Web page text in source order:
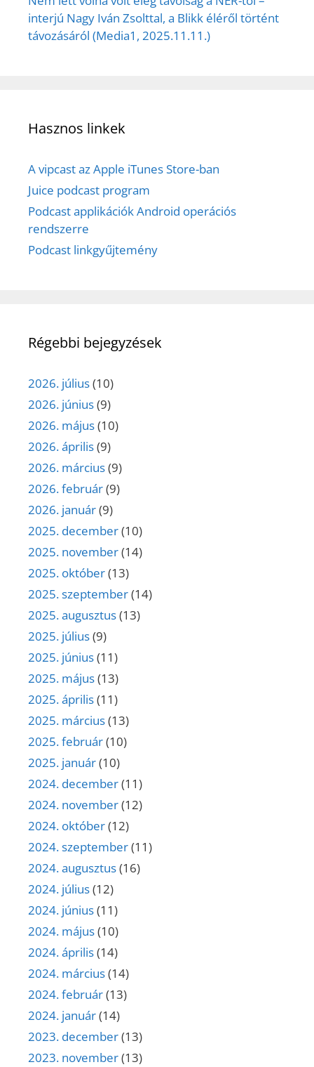
interjú Nagy Iván Zsolttal, a Blikk éléről történt
távozásáról (Media1, 2025.11.11.)
Hasznos linkek
A vipcast az Apple iTunes Store-ban
Juice podcast program
Podcast applikációk Android operációs
rendszerre
Podcast linkgyűjtemény
Régebbi bejegyzések
2026. július(10)
2026. június(9)
2026. május(10)
2026. április(9)
2026. március(9)
2026. február(9)
2026. január(9)
2025. december(10)
2025. november(14)
2025. október(13)
2025. szeptember(14)
2025. augusztus(13)
2025. július(9)
2025. június(11)
2025. május(13)
2025. április(11)
2025. március(13)
2025. február(10)
2025. január(10)
2024. december(11)
2024. november(12)
2024. október(12)
2024. szeptember(11)
2024. augusztus(16)
2024. július(12)
2024. június(11)
2024. május(10)
2024. április(14)
2024. március(14)
2024. február(13)
2024. január(14)
2023. december(13)
2023. november(13)